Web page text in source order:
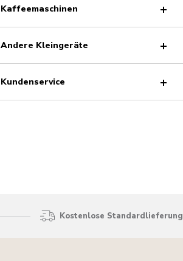
Kaffeemaschinen
Andere Kleingeräte
Kundenservice
Kostenlose